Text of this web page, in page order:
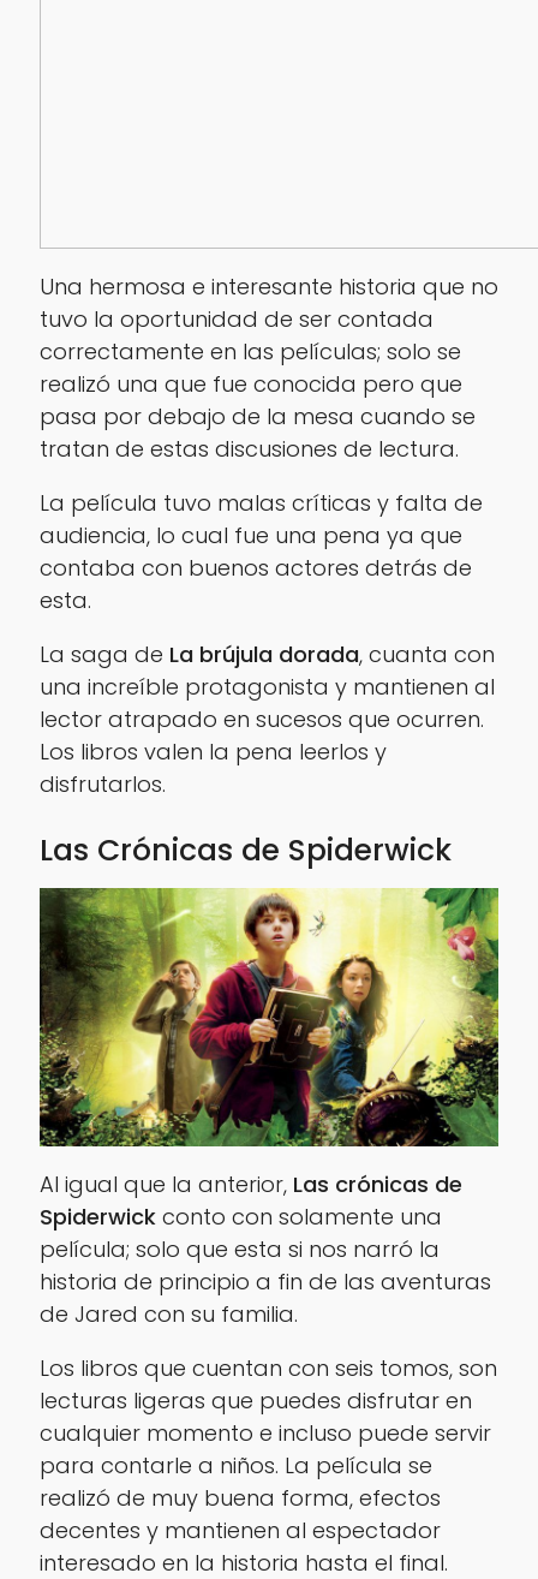
Una hermosa e interesante historia que no
tuvo la oportunidad de ser contada
correctamente en las películas; solo se
realizó una que fue conocida pero que
pasa por debajo de la mesa cuando se
tratan de estas discusiones de lectura.
La película tuvo malas críticas y falta de
audiencia, lo cual fue una pena ya que
contaba con buenos actores detrás de
esta.
La saga de La brújula dorada, cuanta con
una increíble protagonista y mantienen al
lector atrapado en sucesos que ocurren.
Los libros valen la pena leerlos y
disfrutarlos.
Las Crónicas de Spiderwick
Al igual que la anterior, Las crónicas de
Spiderwickconto con solamente una
película; solo que esta si nos narró la
historia de principio a fin de las aventuras
de Jared con su familia.
Los libros que cuentan con seis tomos, son
lecturas ligeras que puedes disfrutar en
cualquier momento e incluso puede servir
para contarle a niños. La película se
realizó de muy buena forma, efectos
decentes y mantienen al espectador
interesado en la historia hasta el final.